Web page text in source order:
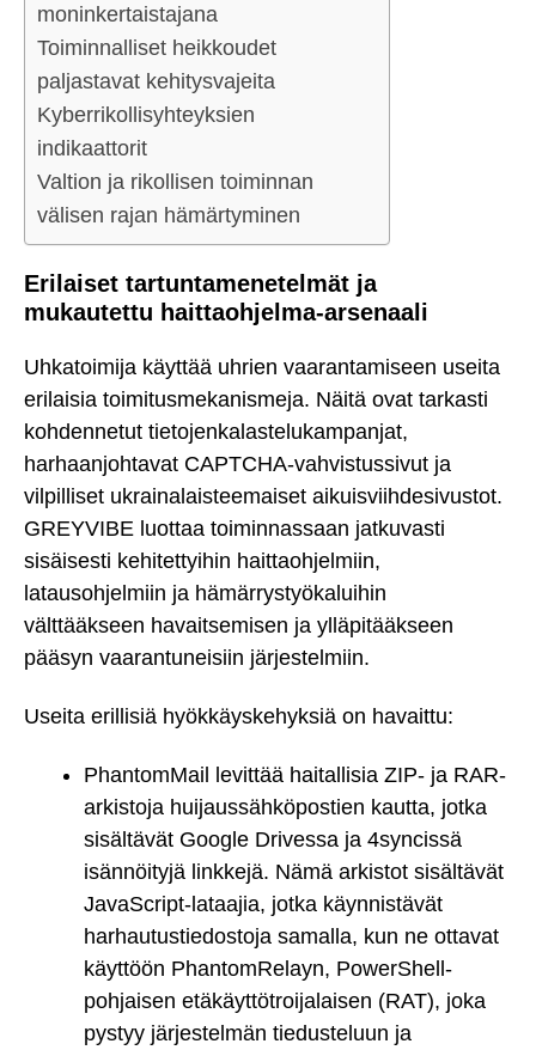
moninkertaistajana
Toiminnalliset heikkoudet
paljastavat kehitysvajeita
Kyberrikollisyhteyksien
indikaattorit
Valtion ja rikollisen toiminnan
välisen rajan hämärtyminen
Erilaiset tartuntamenetelmät ja
mukautettu haittaohjelma-arsenaali
Uhkatoimija käyttää uhrien vaarantamiseen useita
erilaisia toimitusmekanismeja. Näitä ovat tarkasti
kohdennetut tietojenkalastelukampanjat,
harhaanjohtavat CAPTCHA-vahvistussivut ja
vilpilliset ukrainalaisteemaiset aikuisviihdesivustot.
GREYVIBE luottaa toiminnassaan jatkuvasti
sisäisesti kehitettyihin haittaohjelmiin,
latausohjelmiin ja hämärrystyökaluihin
välttääkseen havaitsemisen ja ylläpitääkseen
pääsyn vaarantuneisiin järjestelmiin.
Useita erillisiä hyökkäyskehyksiä on havaittu:
PhantomMail levittää haitallisia ZIP- ja RAR-
arkistoja huijaussähköpostien kautta, jotka
sisältävät Google Drivessa ja 4syncissä
isännöityjä linkkejä. Nämä arkistot sisältävät
JavaScript-lataajia, jotka käynnistävät
harhautustiedostoja samalla, kun ne ottavat
käyttöön PhantomRelayn, PowerShell-
pohjaisen etäkäyttötroijalaisen (RAT), joka
pystyy järjestelmän tiedusteluun ja